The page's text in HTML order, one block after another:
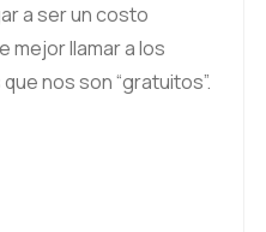
a ser un costo
mejor llamar a los
nos son “gratuitos”.